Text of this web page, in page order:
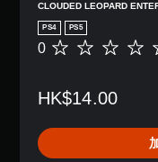
CLOUDED LEOPARD
PS4 PS5
無
0
HK$14.00